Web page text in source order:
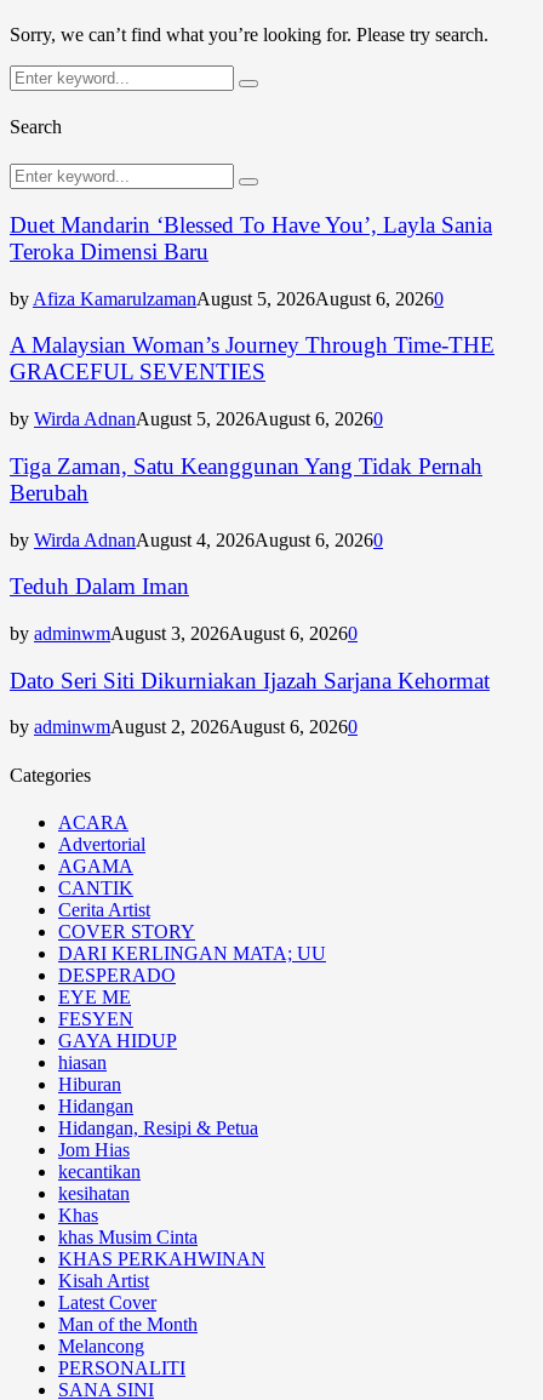
Sorry, we can’t find what you’re looking for. Please try search.
Search
for:
Search
Search
Search
for:
Search
Duet Mandarin ‘Blessed To Have You’, Layla Sania
Teroka Dimensi Baru
by Afiza KamarulzamanAugust 5, 2026August 6, 20260
A Malaysian Woman’s Journey Through Time-THE
GRACEFUL SEVENTIES
by Wirda AdnanAugust 5, 2026August 6, 20260
Tiga Zaman, Satu Keanggunan Yang Tidak Pernah
Berubah
by Wirda AdnanAugust 4, 2026August 6, 20260
Teduh Dalam Iman
by adminwmAugust 3, 2026August 6, 20260
Dato Seri Siti Dikurniakan Ijazah Sarjana Kehormat
by adminwmAugust 2, 2026August 6, 20260
Categories
ACARA
Advertorial
AGAMA
CANTIK
Cerita Artist
COVER STORY
DARI KERLINGAN MATA; UU
DESPERADO
EYE ME
FESYEN
GAYA HIDUP
hiasan
Hiburan
Hidangan
Hidangan, Resipi & Petua
Jom Hias
kecantikan
kesihatan
Khas
khas Musim Cinta
KHAS PERKAHWINAN
Kisah Artist
Latest Cover
Man of the Month
Melancong
PERSONALITI
SANA SINI